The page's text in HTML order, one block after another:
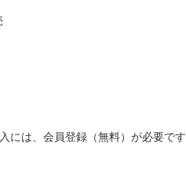
は、会員登録（無料）が必要です